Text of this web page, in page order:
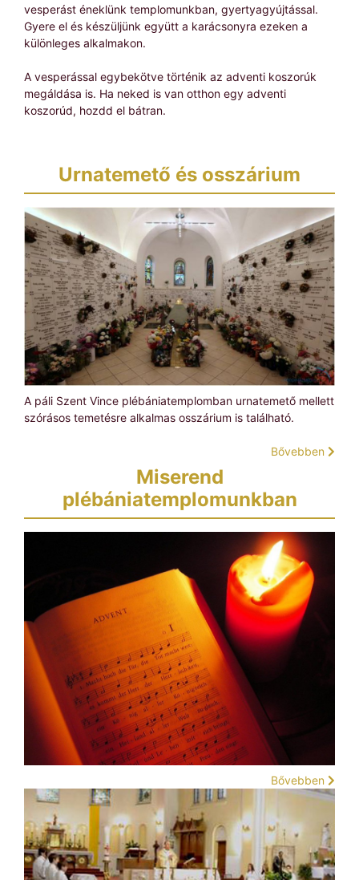
vesperást éneklünk templomunkban, gyertyagyújtással.
Gyere el és készüljünk együtt a karácsonyra ezeken a
különleges alkalmakon.
A vesperással egybekötve történik az adventi koszorúk
megáldása is. Ha neked is van otthon egy adventi
koszorúd, hozdd el bátran.
Urnatemető és osszárium
A páli Szent Vince plébániatemplomban urnatemető mellett
szórásos temetésre alkalmas osszárium is található.
Bővebben
Miserend
plébániatemplomunkban
Bővebben